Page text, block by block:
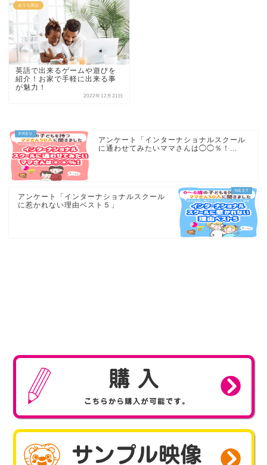
おうち英語
英語で出来るゲームや遊びを
紹介！お家で手軽に出来る事
が魅力！
2022年12月31日
アンケート「インターナショナルスクール
に通わせてみたいママさんは◯◯％！...
アンケート「インターナショナルスクール
に惹かれない理由ベスト５」
購
サ